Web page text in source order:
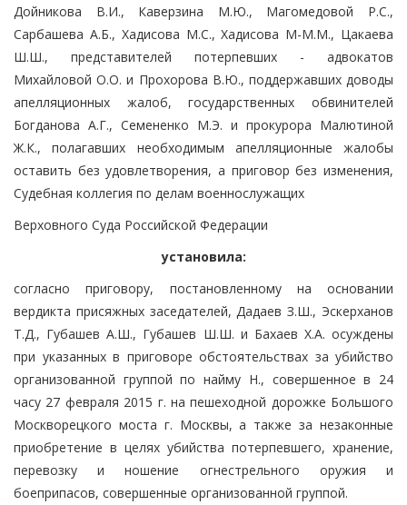
Дойникова В.И., Каверзина М.Ю., Магомедовой Р.С.,
Сарбашева А.Б., Хадисова М.С., Хадисова М-М.М., Цакаева
Ш.Ш., представителей потерпевших - адвокатов
Михайловой О.О. и Прохорова В.Ю., поддержавших доводы
апелляционных жалоб, государственных обвинителей
Богданова А.Г., Семененко М.Э. и прокурора Малютиной
Ж.К., полагавших необходимым апелляционные жалобы
оставить без удовлетворения, а приговор без изменения,
Судебная коллегия по делам военнослужащих
Верховного Суда Российской Федерации
установила:
согласно приговору, постановленному на основании
вердикта присяжных заседателей, Дадаев З.Ш., Эскерханов
Т.Д., Губашев А.Ш., Губашев Ш.Ш. и Бахаев Х.А. осуждены
при указанных в приговоре обстоятельствах за убийство
организованной группой по найму Н., совершенное в 24
часу 27 февраля 2015 г. на пешеходной дорожке Большого
Москворецкого моста г. Москвы, а также за незаконные
приобретение в целях убийства потерпевшего, хранение,
перевозку и ношение огнестрельного оружия и
боеприпасов, совершенные организованной группой.